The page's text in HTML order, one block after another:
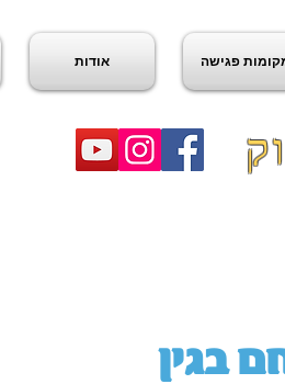
פגישה אודות
בגין